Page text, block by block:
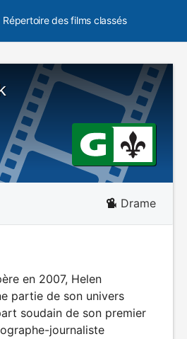
Répertoire des films classés
Drame
en 2007, Helen
partie de son univers
soudain de son premier
journaliste